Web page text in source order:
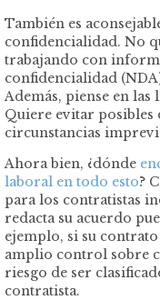
También es
confidencialidad. No
trabajando con
confidencialidad
Además, piense en
Quiere evitar posibles
circunstancias
Ahora bien, ¿dónde
laboral en todo esto?
para los contratistas
redacta su acuerdo
ejemplo, si su
amplio control sobre
riesgo de ser
contratista.